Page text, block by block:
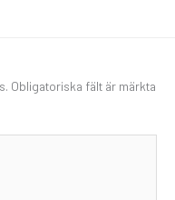
Obligatoriska fält är märkta